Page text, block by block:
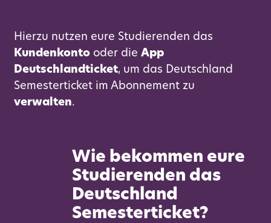
Hierzu nutzen eure Studierenden das
Kundenkonto oder dieApp
Deutschlandticket, um das Deutschland
Semesterticket im Abonnement zu
verwalten.
Wie bekommen eure
Studierenden das
Deutschland
Semesterticket?